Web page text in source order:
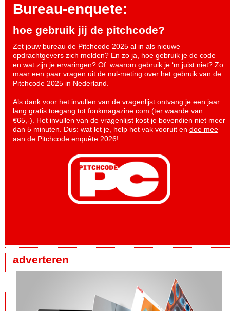
Bureau-enquete:
hoe gebruik jij de pitchcode?
Zet jouw bureau de Pitchcode 2025 al in als nieuwe
opdrachtgevers zich melden? En zo ja, hoe gebruik je de code
en wat zijn je ervaringen? Of: waarom gebruik je ‘m juist niet? Zo
maar een paar vragen uit de nul-meting over het gebruik van de
Pitchcode 2025 in Nederland.
Als dank voor het invullen van de vragenlijst ontvang je een jaar
lang gratis toegang tot fonkmagazine.com (ter waarde van
€65,-). Het invullen van de vragenlijst kost je bovendien niet meer
dan 5 minuten. Dus: wat let je, help het vak vooruit en doe mee
aan de Pitchcode enquête 2026!
adverteren